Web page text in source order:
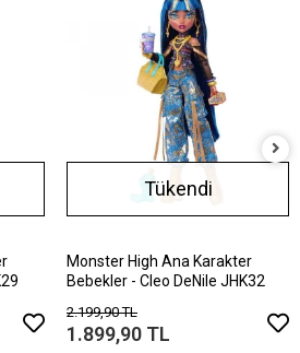
Tükendi
Monster High Ana Karakter
Bebekler - Cleo DeNile JHK32
2.199,90 TL
1.899,90 TL